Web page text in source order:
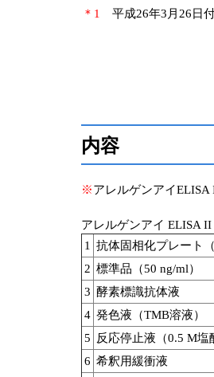
＊1 平成26年3月26日
内容
※アレルゲンアイ
アレルゲンアイ ELISA II
1
抗体固相化プレート
2 標準品（50 ng/ml）
3 酵素標識抗体液
4 発色液（TMB溶液）
5
反応停止液（0.5 M塩
6 希釈用緩衝液